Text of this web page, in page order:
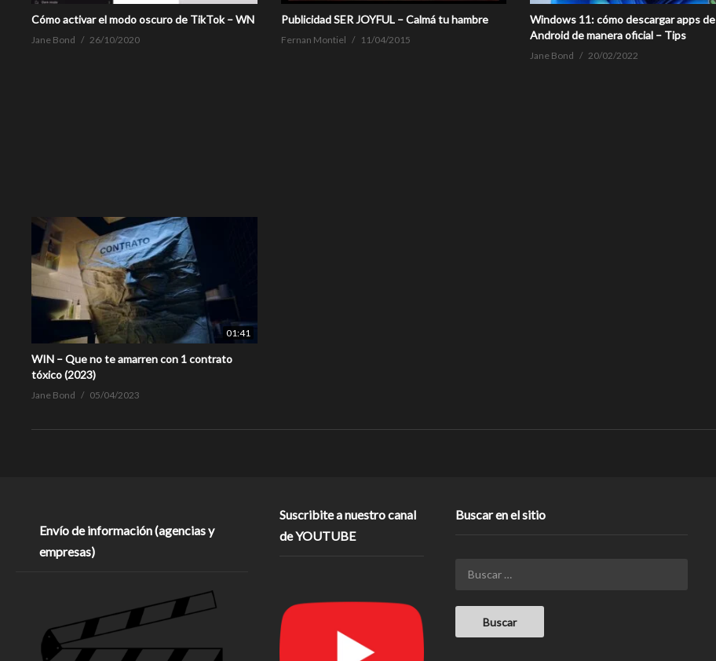
Cómo activar el modo oscuro de TikTok – WN
Jane Bond 26/10/2020
Publicidad SER JOYFUL – Calmá tu hambre
Fernan Montiel 11/04/2015
Windows 11: cómo descargar apps de
Android de manera oficial – Tips
Jane Bond 20/02/2022
01:41
WIN – Que no te amarren con 1 contrato
tóxico (2023)
Jane Bond 05/04/2023
Envío de información (agencias y
empresas)
Suscribite a nuestro canal
de YOUTUBE
Buscar en el sitio